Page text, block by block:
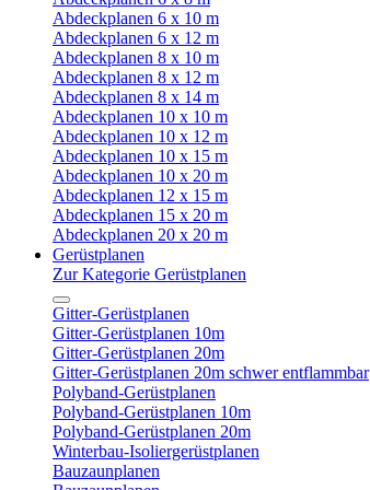
Abdeckplanen 6 x 10 m
Abdeckplanen 6 x 12 m
Abdeckplanen 8 x 10 m
Abdeckplanen 8 x 12 m
Abdeckplanen 8 x 14 m
Abdeckplanen 10 x 10 m
Abdeckplanen 10 x 12 m
Abdeckplanen 10 x 15 m
Abdeckplanen 10 x 20 m
Abdeckplanen 12 x 15 m
Abdeckplanen 15 x 20 m
Abdeckplanen 20 x 20 m
Gerüstplanen
Zur Kategorie Gerüstplanen
Gitter-Gerüstplanen
Gitter-Gerüstplanen 10m
Gitter-Gerüstplanen 20m
Gitter-Gerüstplanen 20m schwer entflammbar
Polyband-Gerüstplanen
Polyband-Gerüstplanen 10m
Polyband-Gerüstplanen 20m
Winterbau-Isoliergerüstplanen
Bauzaunplanen